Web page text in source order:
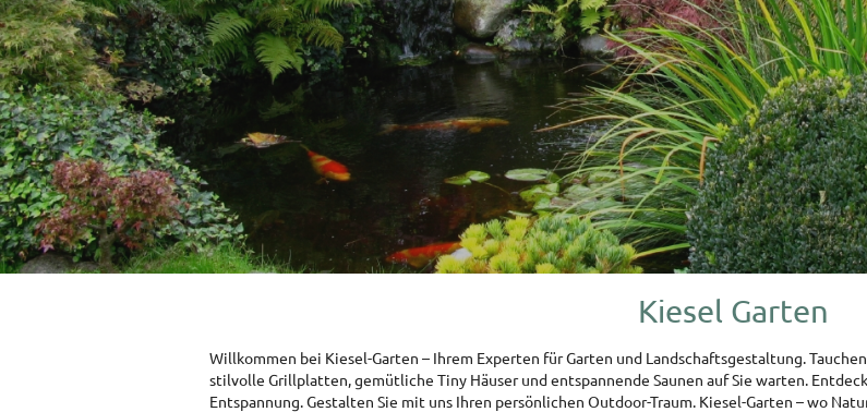
Kiesel Garten
Willkommen bei Kiesel-Garten – Ihrem Experten für Garten und Landschaftsgestaltung.
stilvolle Grillplatten, gemütliche Tiny Häuser und entspannende Saunen auf Sie warten.
Entspannung. Gestalten Sie mit uns Ihren persönlichen Outdoor-Traum. Kiesel-Garten – wo